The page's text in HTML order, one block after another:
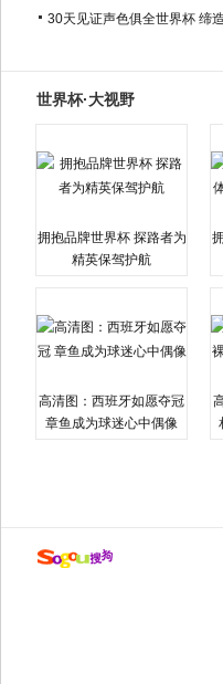
30天见证声色俱全世界杯 缔
世界杯·大视野
拥抱品牌世界杯 探路者为
精英保驾护航
高清图：西班牙如愿夺冠
章鱼成为球迷心中偶像